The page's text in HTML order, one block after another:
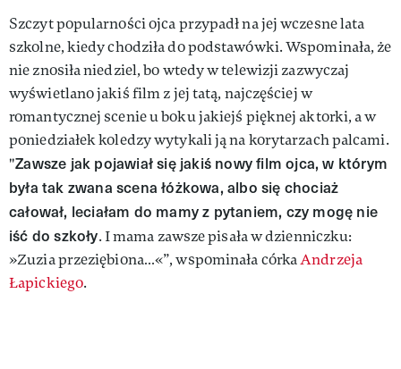
Szczyt popularności ojca przypadł na jej wczesne lata
szkolne, kiedy chodziła do podstawówki. Wspominała, że
nie znosiła niedziel, bo wtedy w telewizji zazwyczaj
wyświetlano jakiś film z jej tatą, najczęściej w
romantycznej scenie u boku jakiejś pięknej aktorki, a w
poniedziałek koledzy wytykali ją na korytarzach palcami.
"Zawsze jak pojawiał się jakiś nowy film ojca, w którym
była tak zwana scena łóżkowa, albo się chociaż
całował, leciałam do mamy z pytaniem, czy mogę nie
iść do szkoły. I mama zawsze pisała w dzienniczku:
»Zuzia przeziębiona…«”, wspominała córkaAndrzeja
Łapickiego.